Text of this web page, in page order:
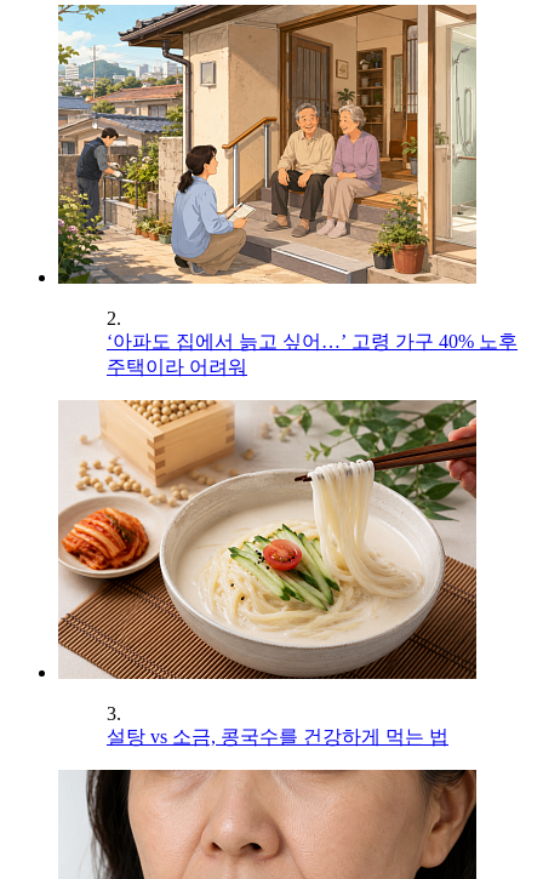
2.
‘아파도 집에서 늙고 싶어…’ 고령 가구 40% 노후
주택이라 어려워
3.
설탕 vs 소금, 콩국수를 건강하게 먹는 법